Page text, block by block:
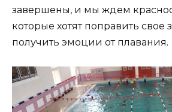
завершены, и мы ждем
которые хотят поправить свое
получить эмоции от плавания.